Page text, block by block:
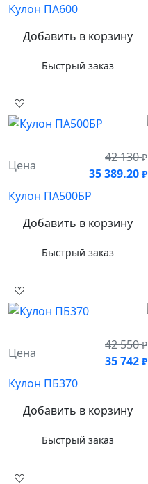
Кулон ПА600
Добавить в корзину
Быстрый заказ
Цена
42 130₽
35 389.20 ₽
Кулон ПА500БР
Добавить в корзину
Быстрый заказ
Цена
42 550₽
35 742 ₽
Кулон ПБ370
Добавить в корзину
Быстрый заказ